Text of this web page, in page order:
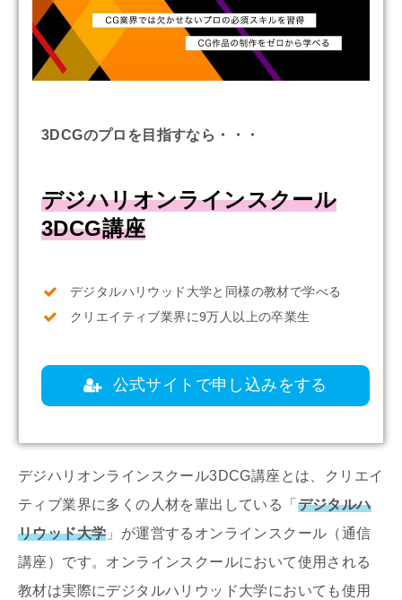
3DCGのプロを目指すなら・・・
デジハリオンラインスクール
3DCG講座
デジタルハリウッド大学と同様の教材で学べる
クリエイティブ業界に9万人以上の卒業生
公式サイトで申し込みをする
デジハリオンラインスクール3DCG講座とは、クリエイ
ティブ業界に多くの人材を輩出している「 デジタルハ
リウッド大学 」が運営するオンラインスクール（通信
講座）です。オンラインスクールにおいて使用される
教材は実際にデジタルハリウッド大学においても使用